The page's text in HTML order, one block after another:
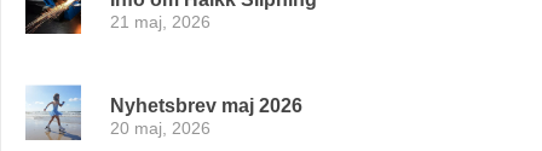
21 maj, 2026
Nyhetsbrev maj 2026
20 maj, 2026